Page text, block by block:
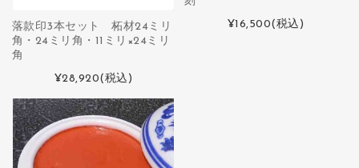
落款印3本セット 柘材24ミリ
角・24ミリ角・11ミリ×24ミリ
角
¥28,920(税込)
¥16,500(税込)